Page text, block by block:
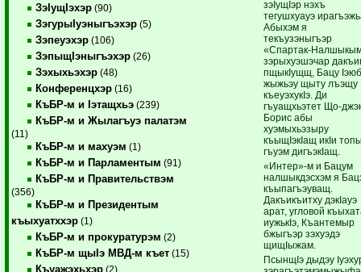
ЗэIущIэхэр (90)
ЗэгурыIуэныгъэхэр (5)
Зэпеуэхэр (106)
ЗэпыщIэныгъэхэр (26)
Зэхыхьэхэр (48)
Конференцхэр (16)
КъБР-м и Iэтащхьэ (239)
КъБР-м и Жылагъуэ палатэм
(11)
КъБР-м и махуэм (1)
КъБР-м и Парламентым (91)
КъБР-м и Правительствэм
(356)
КъБР-м и Президентым
къыхуатххэр (1)
КъБР-м и прокуратурэм (2)
КъБР-м щыIэ МВД-м къет (15)
Къуажэхьхэр (2)
зэIущIэр нэхъ
тегушхуауэ
Абыхэм я
текъузэныгъэр
«Спартак-
зэрыхуэшэчар
пщыкIущщ, Бацу
жыжьэу щыту лъэщу
къеуэхукIэ. Ди
гъуащхьэтет Що-
Борис абы
хуэмыхьэзыру
къыщIэкIащ икIи
гъуэм дигъэкIащ.
«Интер»-м и Бацум
налшыкдэсхэм я
къыпагъэуващ.
Дакъикъитху дэкIауэ
арат, угловой
иужькIэ, Къантемыр
бжыгъэр зэхуэдэ
щищIыжам.
ПсынщIэ дыдэу